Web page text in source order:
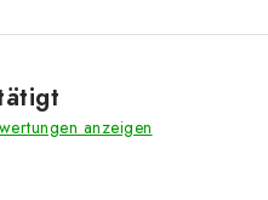
anzeigen